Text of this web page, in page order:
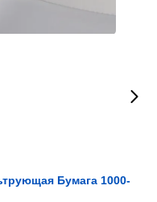
Бумага 1000-